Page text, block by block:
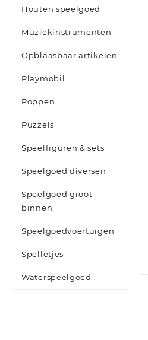
Houten speelgoed
Muziekinstrumenten
Opblaasbaar artikelen
Playmobil
Poppen
Puzzels
Speelfiguren & sets
Speelgoed diversen
Speelgoed groot
binnen
Speelgoedvoertuigen
Spelletjes
Waterspeelgoed